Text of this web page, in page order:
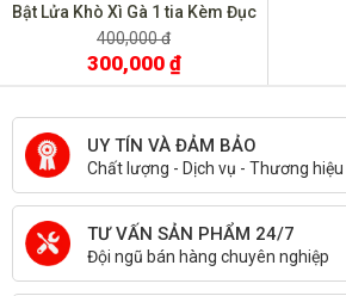
Bật Lửa Khò Xì Gà 1 tia Kèm Đục
BCZ 487
400,000 đ
300,000 ₫
UY TÍN VÀ ĐẢM BẢO
Chất lượng - Dịch vụ - Thương hiệu
TƯ VẤN SẢN PHẨM 24/7
Đội ngũ bán hàng chuyên nghiệp